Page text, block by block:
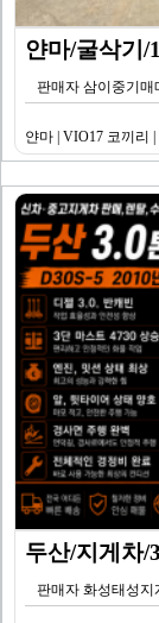
판매자 삼이중기매
얀마 | VIO17 코끼리 |
두산/지게차/
판매자 화성태성지